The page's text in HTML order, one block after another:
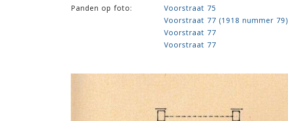
Panden op foto:
Voorstraat 75
Voorstraat 77 (1918 nummer 79)
Voorstraat 77
Voorstraat 77